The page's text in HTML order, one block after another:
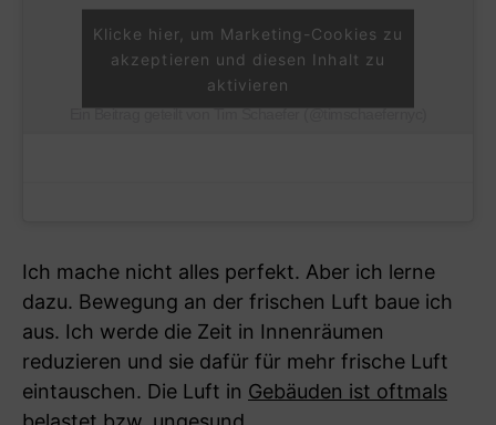
Klicke hier, um Marketing-Cookies zu
akzeptieren und diesen Inhalt zu
aktivieren
Ich mache nicht alles perfekt. Aber ich lerne
dazu. Bewegung an der frischen Luft baue ich
aus. Ich werde die Zeit in Innenräumen
reduzieren und sie dafür für mehr frische Luft
eintauschen. Die Luft in Gebäuden ist oftmals